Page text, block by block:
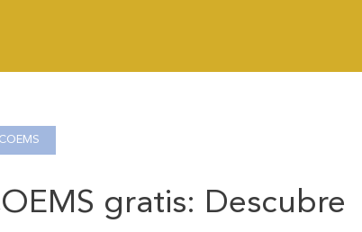
gratis: Descubre